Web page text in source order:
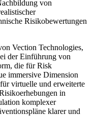
von
Risikobewertungen
Vection Technologies,
der Einführung von
die für Risk
immersive Dimension
virtuelle und erweiterte
in
komplexer
klarer und